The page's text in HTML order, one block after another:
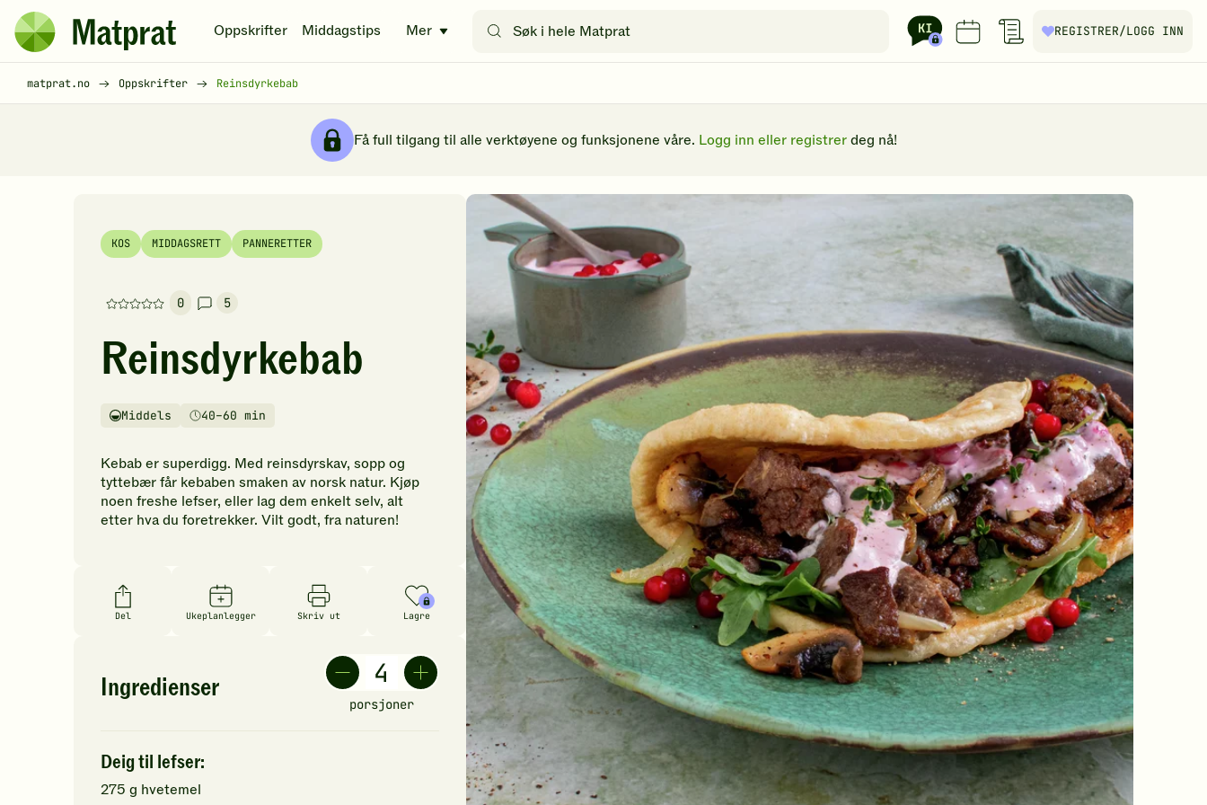
Hopp til hovedinnhold
Matprat
hjemmeside
Oppskrifter Middagstips Mer
etter
REGISTRER/LOGG INN
matprat.no Oppskrifter Reinsdyrkebab
Få full tilgang til alle verktøyene og funksjonene våre. Logg inn eller registrer deg nå!
KOS MIDDAGSRETT PANNERETTER
0
Denne
har
foreløpig
vurderinger.
første
til
å
vurdere
5
Reinsdyrkebab
Vanskelighetsgrad
Middels
Tilberedningstid40–60 min
Kebab er superdigg. Med reinsdyrskav, sopp og
tyttebær får kebaben smaken av norsk natur. Kjøp
noen freshe lefser, eller lag dem enkelt selv, alt
etter hva du foretrekker. Vilt godt, fra naturen!
Del Ukeplanlegger Skriv ut Lagre
Ingredienser
porsjoner
Deig til lefser:
275 g hvetemel